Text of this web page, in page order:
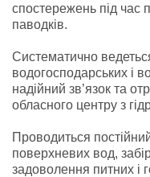
спостережень під час
паводків.
Систематично
водогосподарських і
надійний зв’язок та
обласного центру з
Проводиться
поверхневих вод,
задоволення питних і